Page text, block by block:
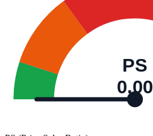
PS
0,00